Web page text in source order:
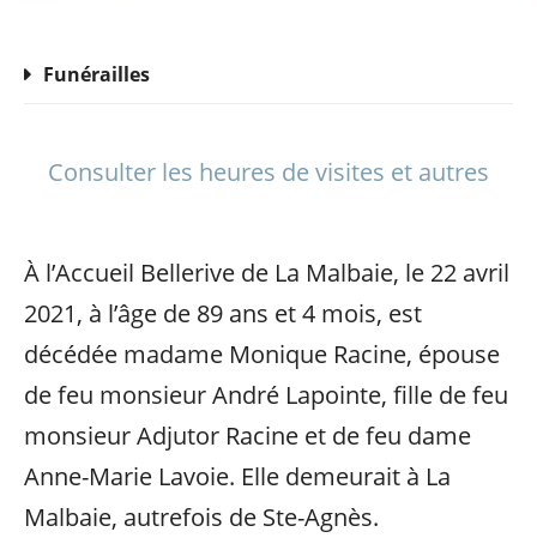
Funérailles
Consulter les heures de visites et autres
À l’Accueil Bellerive de La Malbaie, le 22 avril
2021, à l’âge de 89 ans et 4 mois, est
décédée madame Monique Racine, épouse
de feu monsieur André Lapointe, fille de feu
monsieur Adjutor Racine et de feu dame
Anne-Marie Lavoie. Elle demeurait à La
Malbaie, autrefois de Ste-Agnès.